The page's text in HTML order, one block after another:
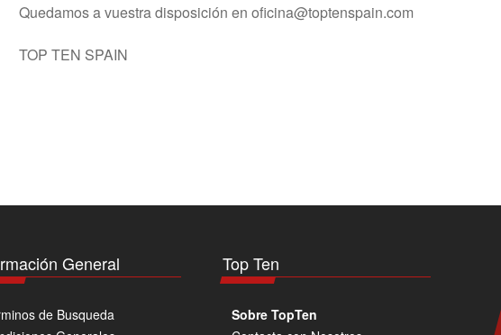
Quedamos a vuestra disposición en oficina@toptenspain.com
TOP TEN SPAIN
General
de Busqueda
Top Ten
Sobre TopTen